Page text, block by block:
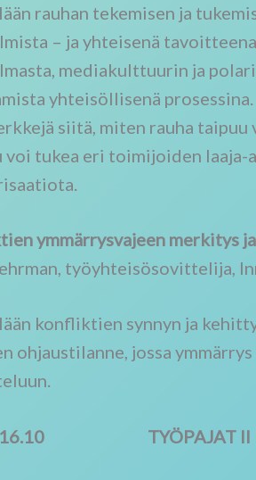
rauhan tekemisen ja
– ja yhteisenä
mediakulttuurin ja
yhteisöllisenä
siitä, miten rauha
voi tukea eri toimijoiden laaja-
ymmärrysvajeen merkitys
työyhteisösovittelija,
konfliktien synnyn ja
ohjaustilanne, jossa
TYÖPAJATII